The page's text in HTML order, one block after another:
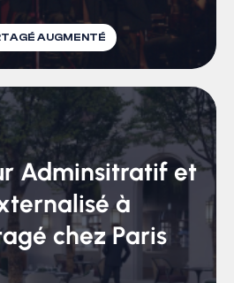
AUGMENTÉ
Adminsitratif et
à
chez Paris